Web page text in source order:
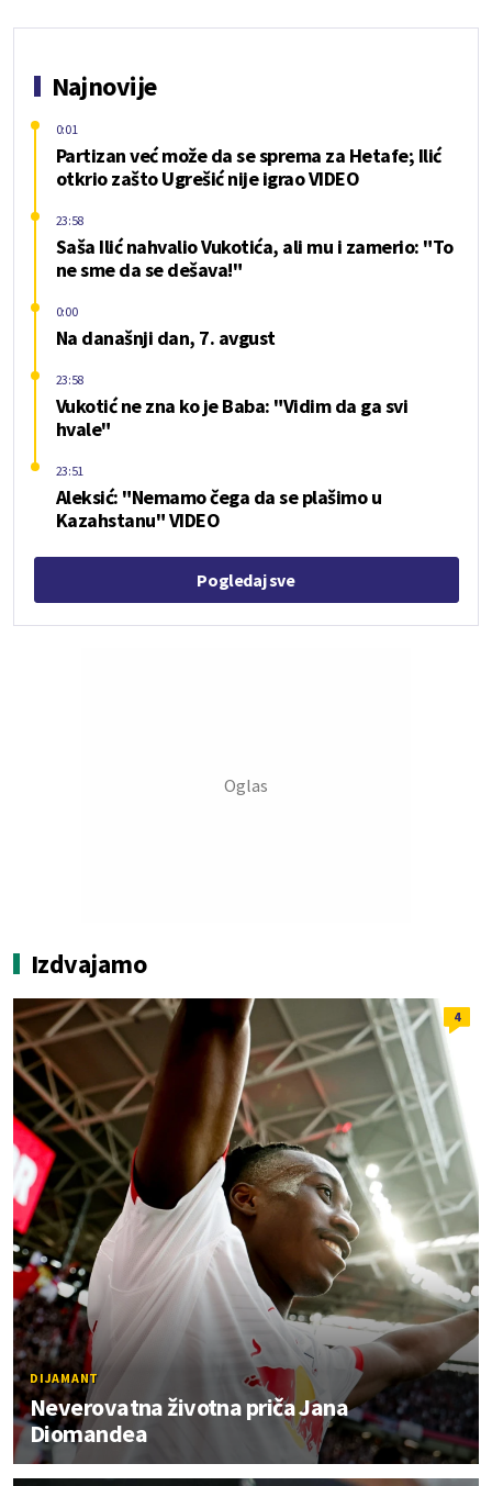
Najnovije
Partizan već može da se sprema za Hetafe; Ilić
otkrio zašto Ugrešić nije igrao VIDEO
0:01
Saša Ilić nahvalio Vukotića, ali mu i zamerio: "To
ne sme da se dešava!"
23:58
Na današnji dan, 7. avgust
0:00
Vukotić ne zna ko je Baba: "Vidim da ga svi
hvale"
23:58
Aleksić: "Nemamo čega da se plašimo u
Kazahstanu" VIDEO
23:51
Pogledaj sve
Izdvajamo
4
DIJAMANT
Neverovatna životna priča Jana
Diomandea